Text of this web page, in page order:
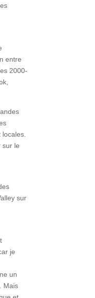
entre
2000-
sur le
sur
je
un
. Mais